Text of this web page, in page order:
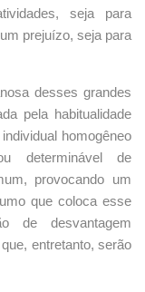
seja para
prejuízo, seja para
desses grandes
pela habitualidade
homogêneo
determinável de
provocando um
que coloca esse
de desvantagem
entretanto, serão